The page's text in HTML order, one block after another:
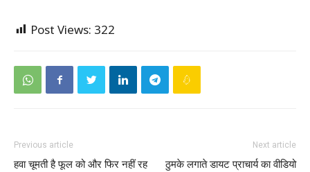
Post Views: 322
Previous article
हवा चूमती है फूल को और फिर नहीं रह
Next article
ठुमके लगाते डायट प्राचार्य का वीडियो